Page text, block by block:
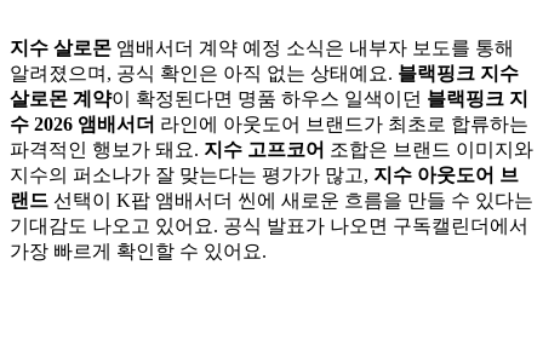
지수 살로몬 앰배서더 계약 예정 소식은 내부자 보도를 통해
알려졌으며, 공식 확인은 아직 없는 상태예요. 블랙핑크 지수
살로몬 계약이 확정된다면 명품 하우스 일색이던 블랙핑크 지
수 2026 앰배서더 라인에 아웃도어 브랜드가 최초로 합류하는
파격적인 행보가 돼요. 지수 고프코어 조합은 브랜드 이미지와
지수의 퍼소나가 잘 맞는다는 평가가 많고, 지수 아웃도어 브
랜드 선택이 K팝 앰배서더 씬에 새로운 흐름을 만들 수 있다는
기대감도 나오고 있어요. 공식 발표가 나오면 구독캘린더에서
가장 빠르게 확인할 수 있어요.